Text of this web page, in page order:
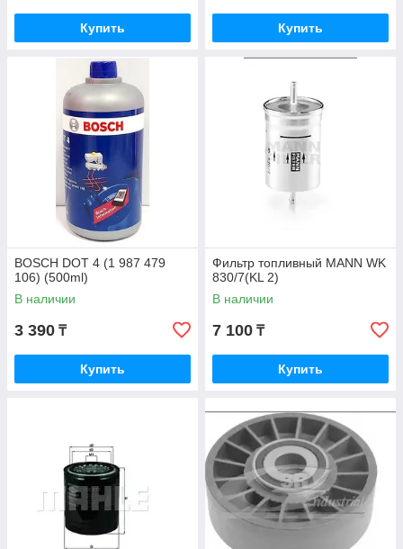
Купить Купить
BOSCH DOT 4 (1 987 479
106) (500ml)
В наличии
3 390 ₸
Купить
Фильтр топливный MANN WK
830/7(KL 2)
В наличии
7 100 ₸
Купить